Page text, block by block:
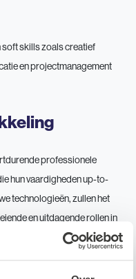
skills zoals creatief
en projectmanagement
professionele
hun vaardigheden up-to-
technologieën, zullen het
en uitdagende rollen in